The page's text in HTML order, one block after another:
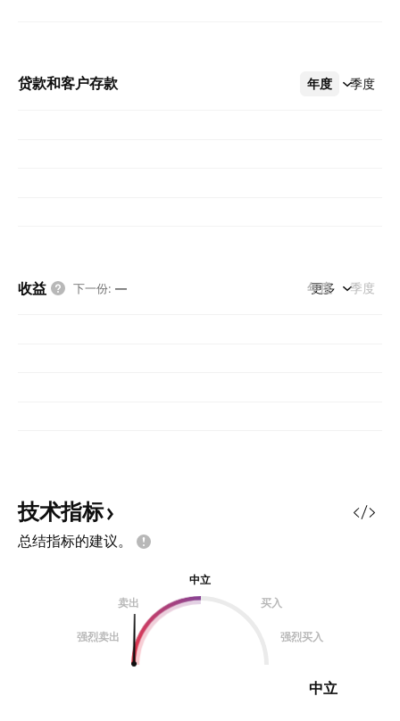
贷款和客户存款 年度 季度
更多
收益 下一份: — 年度 季度
更多
技术指标
总结指标的建议。
中立
卖出
买入
强烈卖出 强烈买入
中立